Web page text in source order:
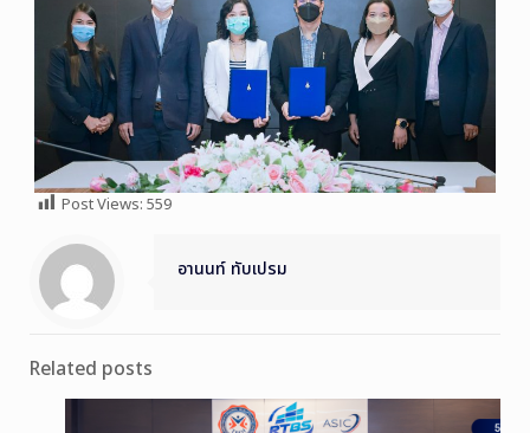
Post Views: 559
อานนท์ ทับเปรม
Related posts